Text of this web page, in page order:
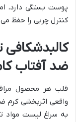
پوست بستگی دارد،
کنترل چربی را حفظ
کالبدشکافی
ضد آفتاب
قلب هر محصول
به سراغ لیست مواد